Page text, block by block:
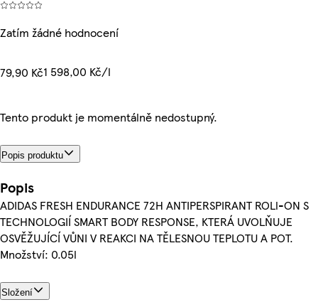
Zatím žádné hodnocení
79,90 Kč1 598,00 Kč/l
Tento produkt je momentálně nedostupný.
Popis produktu
Popis
ADIDAS FRESH ENDURANCE 72H ANTIPERSPIRANT ROLl-ON S
TECHNOLOGIÍ SMART BODY RESPONSE, KTERÁ UVOLŇUJE
OSVĚŽUJÍCÍ VŮNI V REAKCI NA TĚLESNOU TEPLOTU A POT.
Množství: 0.05l
Složení